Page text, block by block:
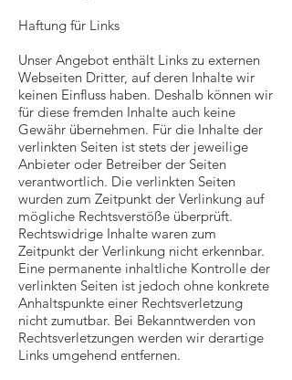
Haftung für Links
Unser Angebot enthält Links zu externen
Webseiten Dritter, auf deren Inhalte wir
keinen Einfluss haben. Deshalb können wir
für diese fremden Inhalte auch keine
Gewähr übernehmen. Für die Inhalte der
verlinkten Seiten ist stets der jeweilige
Anbieter oder Betreiber der Seiten
verantwortlich. Die verlinkten Seiten
wurden zum Zeitpunkt der Verlinkung auf
mögliche Rechtsverstöße überprüft.
Rechtswidrige Inhalte waren zum
Zeitpunkt der Verlinkung nicht erkennbar.
Eine permanente inhaltliche Kontrolle der
verlinkten Seiten ist jedoch ohne konkrete
Anhaltspunkte einer Rechtsverletzung
nicht zumutbar. Bei Bekanntwerden von
Rechtsverletzungen werden wir derartige
Links umgehend entfernen.